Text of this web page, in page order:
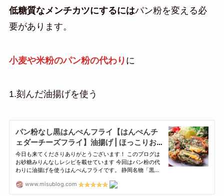
低糖質なメンチカツにするにはパン粉を変える必
要があります。
小麦や米粉のパン粉の代わり に
1.刻んだ油揚げを使う